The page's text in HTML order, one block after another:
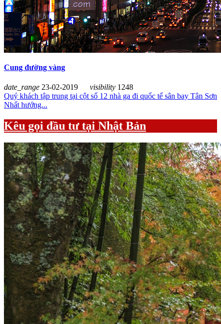
Cung đường vàng
date_range 23-02-2019 visibility 1248
Quý khách tập trung tại cột số 12 nhà ga đi quốc tế sân bay Tân Sơn
Nhất hướng...
Kêu gọi đầu tư tại Nhật Bản